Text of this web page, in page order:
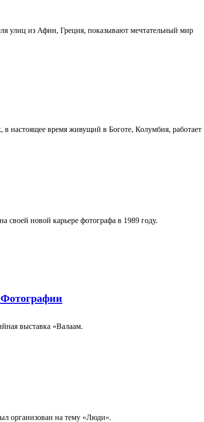
улиц из Афин, Греция, показывают мечтательный мир
настоящее время живущий в Боготе, Колумбия, работает
новой карьере фотографа в 1989 году.
выставка «Валаам.
организован на тему «Люди».